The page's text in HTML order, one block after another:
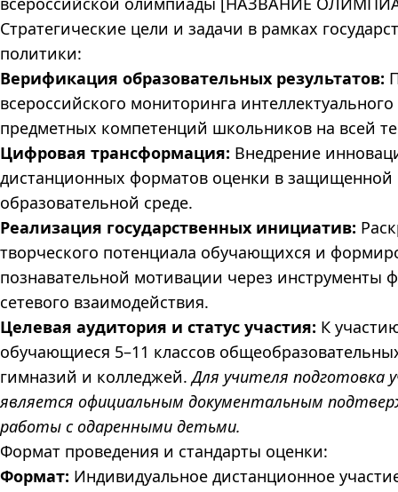
Стратегические цели и задачи в рамках
политики:
Верификация образовательных результатов:
всероссийского мониторинга
предметных компетенций школьников на всей
Цифровая трансформация: Внедрение
дистанционных форматов оценки в
образовательной среде.
Реализация государственных инициатив:
творческого потенциала обучающихся и
познавательной мотивации через инструменты
сетевого взаимодействия.
Целевая аудитория и статус участия: К
обучающиеся 5–11 классов
гимназий и колледжей.Для учителя подготовка
является официальным документальным
работы с одаренными детьми.
Формат проведения и стандарты оценки:
Формат: Индивидуальное дистанционное